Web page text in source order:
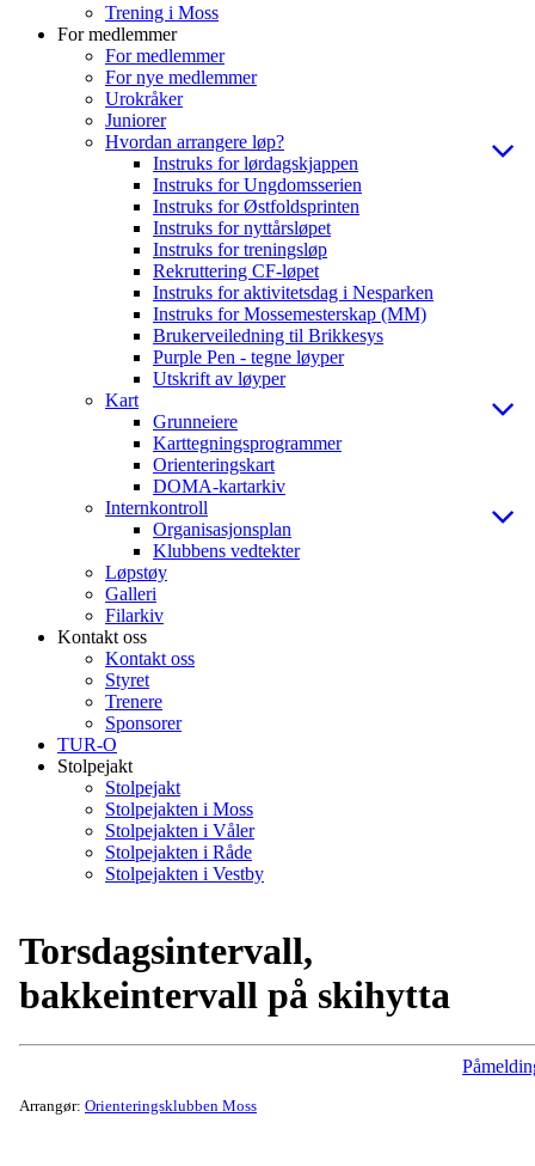
Trening i Moss
For medlemmer
For medlemmer
For nye medlemmer
Urokråker
Juniorer
Hvordan arrangere løp?
Instruks for lørdagskjappen
Instruks for Ungdomsserien
Instruks for Østfoldsprinten
Instruks for nyttårsløpet
Instruks for treningsløp
Rekruttering CF-løpet
Instruks for aktivitetsdag i Nesparken
Instruks for Mossemesterskap (MM)
Brukerveiledning til Brikkesys
Purple Pen - tegne løyper
Utskrift av løyper
Kart
Grunneiere
Karttegningsprogrammer
Orienteringskart
DOMA-kartarkiv
Internkontroll
Organisasjonsplan
Klubbens vedtekter
Løpstøy
Galleri
Filarkiv
Kontakt oss
Kontakt oss
Styret
Trenere
Sponsorer
TUR-O
Stolpejakt
Stolpejakt
Stolpejakten i Moss
Stolpejakten i Våler
Stolpejakten i Råde
Stolpejakten i Vestby
Torsdagsintervall,
bakkeintervall på skihytta
Arrangør: Orienteringsklubben Moss